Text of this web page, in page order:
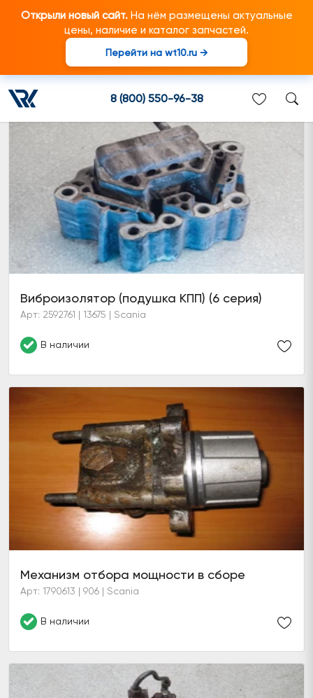
Открыли новый сайт.На нём размещены актуальные
цены, наличие и каталог запчастей.
Перейти на wt10.ru →
8 (800) 550-96-38
Коробка отбора мощности
Виброизолятор (подушка КПП) (6 серия)
Арт: 2592761 | 13675 | Scania
В наличии
Механизм отбора мощности в сборе
Арт: 1790613 | 906 | Scania
В наличии